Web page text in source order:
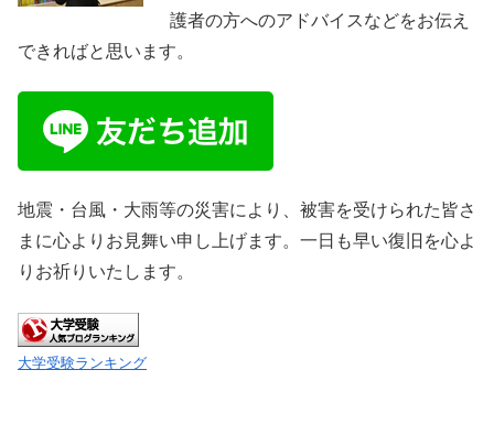
護者の方へのアドバイスなどをお伝え
できればと思います。
地震・台風・大雨等の災害により、被害を受けられた皆さ
まに心よりお見舞い申し上げます。一日も早い復旧を心よ
りお祈りいたします。
大学受験ランキング